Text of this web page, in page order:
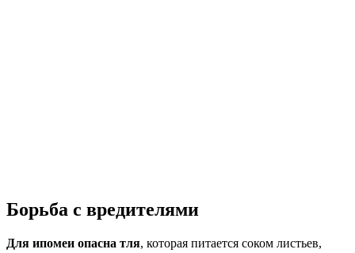
Борьба с вредителями
Для ипомеи опасна тля, которая питается соком листьев,